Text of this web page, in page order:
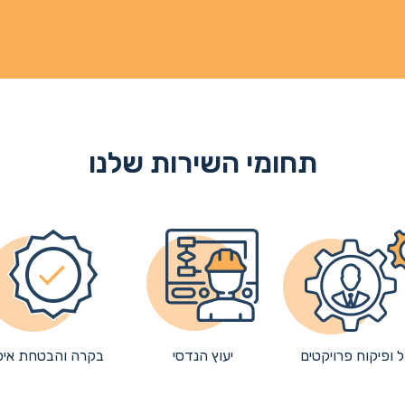
תחומי השירות שלנו
ופיקוח פרויקטים יעוץ הנדסי בקרה והבטחת